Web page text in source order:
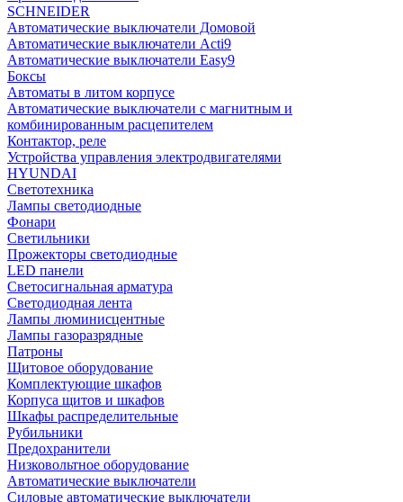
SCHNEIDER
Автоматические выключатели Домовой
Автоматические выключатели Acti9
Автоматические выключатели Easy9
Боксы
Автоматы в литом корпусе
Автоматические выключатели с магнитным и
комбинированным расцепителем
Контактор, реле
Устройства управления электродвигателями
HYUNDAI
Светотехника
Лампы светодиодные
Фонари
Светильники
Прожекторы светодиодные
LED панели
Светосигнальная арматура
Светодиодная лента
Лампы люминисцентные
Лампы газоразрядные
Патроны
Щитовое оборудование
Комплектующие шкафов
Корпуса щитов и шкафов
Шкафы распределительные
Рубильники
Предохранители
Низковольтное оборудование
Автоматические выключатели
Силовые автоматические выключатели